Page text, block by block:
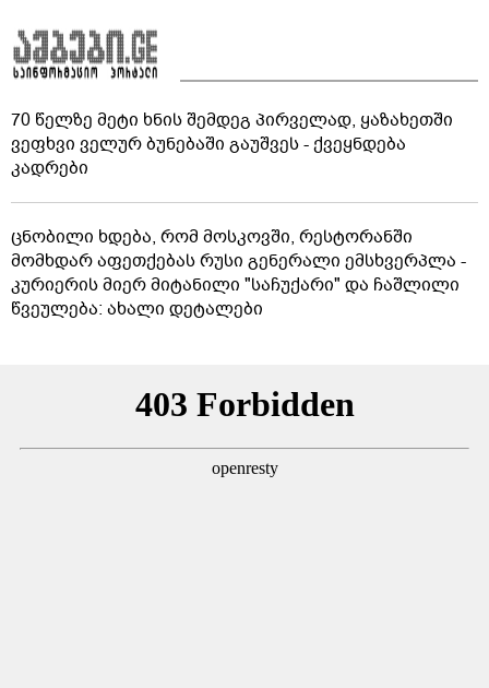
70 წელზე მეტი ხნის შემდეგ პირველად, ყაზახეთში
ვეფხვი ველურ ბუნებაში გაუშვეს - ქვეყნდება
კადრები
ცნობილი ხდება, რომ მოსკოვში, რესტორანში
მომხდარ აფეთქებას რუსი გენერალი ემსხვერპლა -
კურიერის მიერ მიტანილი "საჩუქარი" და ჩაშლილი
წვეულება: ახალი დეტალები